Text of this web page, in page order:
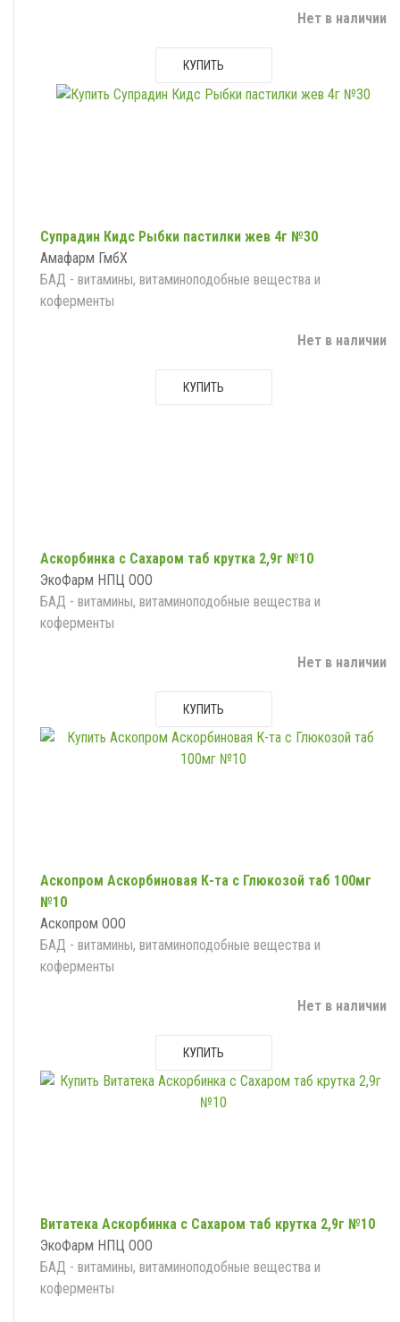
Нет в наличии
КУПИТЬ
Супрадин Кидс Рыбки пастилки жев 4г №30
Амафарм ГмбХ
БАД - витамины, витаминоподобные вещества и
коферменты
Нет в наличии
КУПИТЬ
Аскорбинка с Сахаром таб крутка 2,9г №10
ЭкоФарм НПЦ ООО
БАД - витамины, витаминоподобные вещества и
коферменты
Нет в наличии
КУПИТЬ
Аскопром Аскорбиновая К-та с Глюкозой таб 100мг
№10
Аскопром ООО
БАД - витамины, витаминоподобные вещества и
коферменты
Нет в наличии
КУПИТЬ
Витатека Аскорбинка с Сахаром таб крутка 2,9г №10
ЭкоФарм НПЦ ООО
БАД - витамины, витаминоподобные вещества и
коферменты